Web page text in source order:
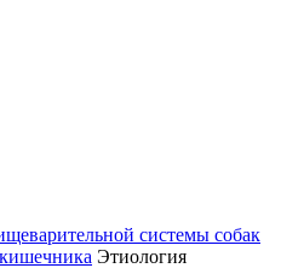
системы собак
Этиология